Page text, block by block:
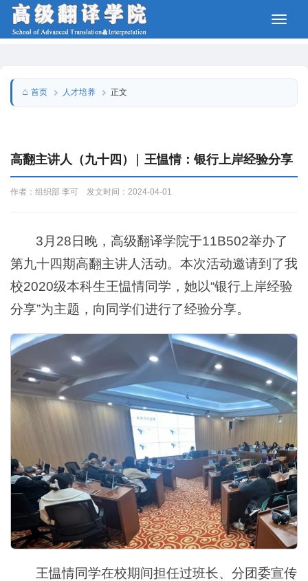
首页 人才培养 正文
高翻主讲人（九十四）| 王愠情：银行上岸经验分享
作者：组织部 李可 发文时间：2024-04-01
3月28日晚，高级翻译学院于11B502举办了
第九十四期高翻主讲人活动。本次活动邀请到了我
校2020级本科生王愠情同学，她以“银行上岸经验
分享”为主题，向同学们进行了经验分享。
王愠情同学在校期间担任过班长、分团委宣传